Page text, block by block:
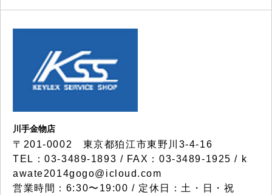
川手金物店
〒201-0002 東京都狛江市東野川3-4-16
TEL：03-3489-1893 / FAX：03-3489-1925 / k
awate2014gogo@icloud.com
営業時間：6:30〜19:00 / 定休日：土・日・祝